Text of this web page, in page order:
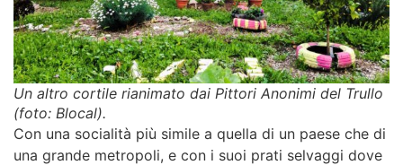
Un altro cortile rianimato dai Pittori Anonimi del Trullo
(foto: Blocal).
Con una socialità più simile a quella di un paese che di
una grande metropoli, e con i suoi prati selvaggi dove